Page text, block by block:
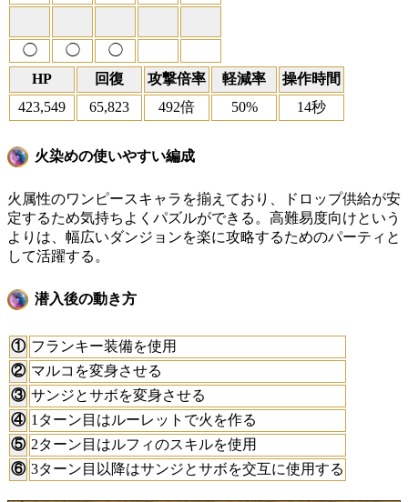
◯ ◯
◯
HP
回復 攻撃倍率 軽減率
操作時間
423,549
65,823 492倍 50% 14秒
火染めの使いやすい編成
火属性のワンピースキャラを揃えており、ドロップ供給が安
定するため気持ちよくパズルができる。高難易度向けという
よりは、幅広いダンジョンを楽に攻略するためのパーティと
して活躍する。
潜入後の動き方
① フランキー装備を使用
② マルコを変身させる
③ サンジとサボを変身させる
④ 1ターン目はルーレットで火を作る
⑤ 2ターン目はルフィのスキルを使用
⑥ 3ターン目以降はサンジとサボを交互に使用する